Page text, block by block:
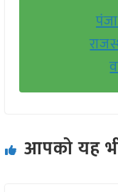
आपको यह